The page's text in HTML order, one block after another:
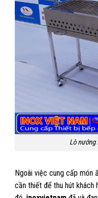
Lò nướng
Ngoài việc cung cấp món
cần thiết để thu hút khách